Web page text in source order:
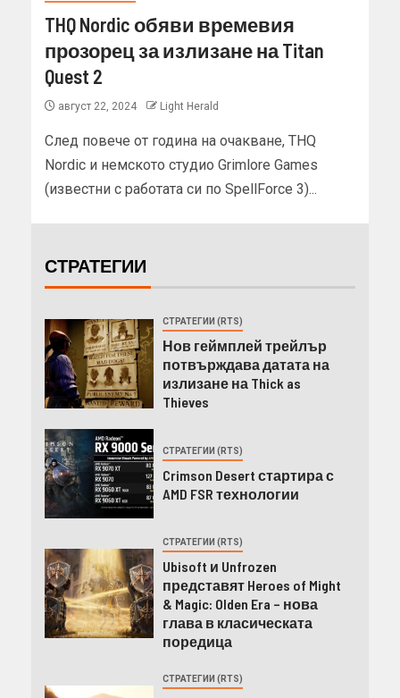
THQ Nordic обяви времевия
прозорец за излизане на Titan
Quest 2
август 22, 2024 Light Herald
След повече от година на очакване, THQ
Nordic и немското студио Grimlore Games
(известни с работата си по SpellForce 3)...
СТРАТЕГИИ
СТРАТЕГИИ (RTS)
Нов геймплей трейлър
потвърждава датата на
излизане на Thick as
Thieves
СТРАТЕГИИ (RTS)
Crimson Desert стартира с
AMD FSR технологии
СТРАТЕГИИ (RTS)
Ubisoft и Unfrozen
представят Heroes of Might
& Magic: Olden Era – нова
глава в класическата
поредица
СТРАТЕГИИ (RTS)